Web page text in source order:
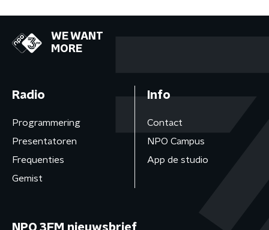
WE WANT
MORE
Radio
Programmering
Presentatoren
Frequenties
Gemist
Info
Contact
NPO Campus
App de studio
NPO 3FM nieuwsbrief